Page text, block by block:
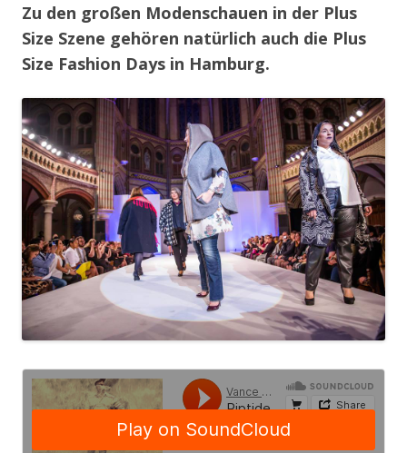
Zu den großen Modenschauen in der Plus
Size Szene gehören natürlich auch die Plus
Size Fashion Days in Hamburg.